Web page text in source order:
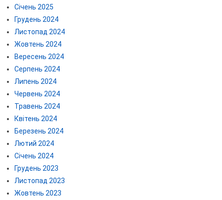
Січень 2025
Грудень 2024
Листопад 2024
Жовтень 2024
Вересень 2024
Серпень 2024
Липень 2024
Червень 2024
Травень 2024
Квітень 2024
Березень 2024
Лютий 2024
Січень 2024
Грудень 2023
Листопад 2023
Жовтень 2023